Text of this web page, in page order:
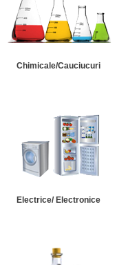
Chimicale/Cauciucuri
Electrice/ Electronice